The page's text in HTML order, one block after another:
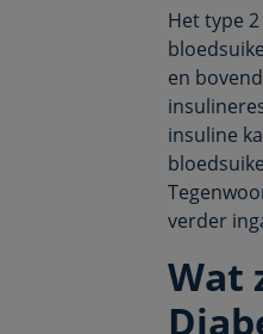
Het type
en
insuline
verder
Wat